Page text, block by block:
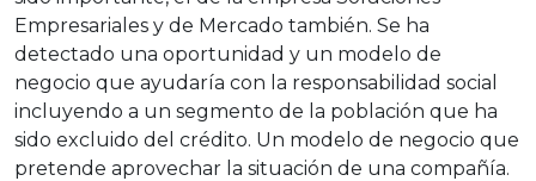
Empresariales y de Mercado también. Se ha
detectado una oportunidad y un modelo de
negocio que ayudaría con la responsabilidad social
incluyendo a un segmento de la población que ha
sido excluido del crédito. Un modelo de negocio que
pretende aprovechar la situación de una compañía.